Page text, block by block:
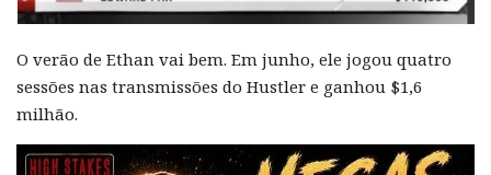
O verão de Ethan vai bem. Em junho, ele jogou quatro
sessões nas transmissões do Hustler e ganhou $1,6
milhão.